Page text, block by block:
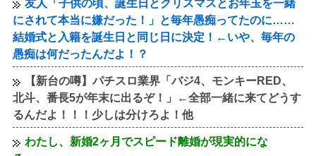
友人「子供の頃、誕生日とクリスマスとお年玉を一緒
にされて本当に嫌だった！」と毎年愚痴ってたのに……
結婚式と入籍を誕生日と同じ日に決定！←いや、毎年の
愚痴は何だったんだよ！？
【新台の噂】パチスロ業界「バジ4、モンキーRED、
北斗、番長5が年末に出るぞ！」←全部一緒に来てどうす
るんだよ！！！少しは分けろよ！他
わたし、新婚2ヶ月でスピード離婚が現実的にな